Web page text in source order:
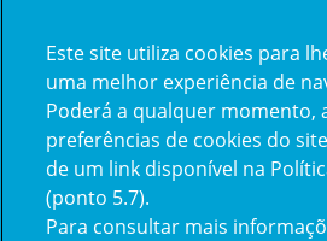
Inicie sessão
Este site utiliza cookies para
uma melhor experiência de
Poderá a qualquer momento,
preferências de cookies do
de um link disponível na
(ponto 5.7).
Para consultar mais